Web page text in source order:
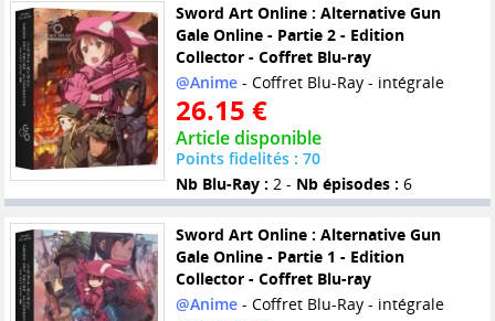
Sword Art Online : Alternative Gun
Gale Online - Partie 2 - Edition
Collector - Coffret Blu-ray
@Anime- Coffret Blu-Ray - intégrale
26.15 €
Article disponible
Points fidelités : 70
Nb Blu-Ray : 2 - Nb épisodes : 6
Sword Art Online : Alternative Gun
Gale Online - Partie 1 - Edition
Collector - Coffret Blu-ray
@Anime- Coffret Blu-Ray - intégrale